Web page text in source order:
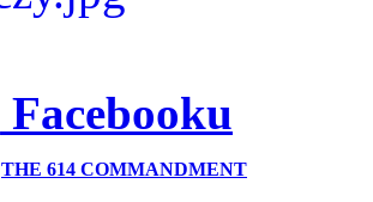
Facebooku
THE 614 COMMANDMENT